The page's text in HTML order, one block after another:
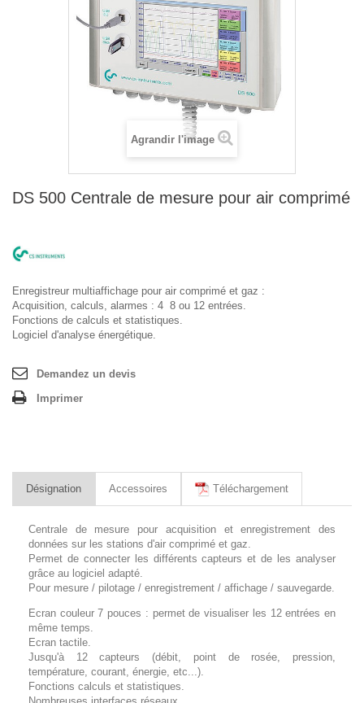
Agrandir l'image
DS 500 Centrale de mesure pour air comprimé
Enregistreur multiaffichage pour air comprimé et gaz :
Acquisition, calculs, alarmes : 4 8 ou 12 entrées.
Fonctions de calculs et statistiques.
Logiciel d'analyse énergétique.
Demandez un devis
Imprimer
Désignation Accessoires Téléchargement
Centrale de mesure pour acquisition et enregistrement des
données sur les stations d'air comprimé et gaz.
Permet de connecter les différents capteurs et de les analyser
grâce au logiciel adapté.
Pour mesure / pilotage / enregistrement / affichage / sauvegarde.
Ecran couleur 7 pouces : permet de visualiser les 12 entrées en
même temps.
Ecran tactile.
Jusqu'à 12 capteurs (débit, point de rosée, pression,
température, courant, énergie, etc...).
Fonctions calculs et statistiques.